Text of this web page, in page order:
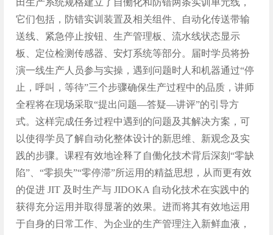
田生产系统规格建立了自働化和防错两条实训单元线，
它们包括，防错实训装置及相关组件、自动化传送带输
送线、紧急停止按钮、生产管理板、流水线状态显示
板、定位检测传感器、安灯系统等部分。届时学员将扮
演一线生产人员参与实操，遇到问题时人和机器通过“停
止，呼叫，等待”三个步骤确保生产过程中的品质，讲师
全程将在现场采取“提出问题—答疑—讲评”的引导方
式。这样完成任务过程中遇到的问题及其解决方案，可
以使得学员了解自动化整体设计的新思维、新观念及实
践的步骤。课程有效地诠释了自働化技术背后深刻“零缺
陷”、“零损失”“零停滞”所运用的精益思想，从而更有效
的促进 JIT 及时生产与 JIDOKA 自动化技术在实践中的
获得充分运用并取得显著的效果。进而将其有效地运用
于自身的日常工作、为企业的生产管理注入新鲜血液，